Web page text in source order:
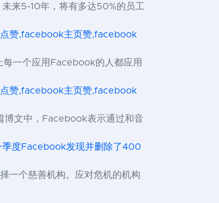
来5-10年，将有多达50%的员工
赞,facebook主页赞,facebook
一个应用Facebook的人都应用
赞,facebook主页赞,facebook
博文中，Facebook表示通过和音
季度Facebook发现并删除了400
一个慈善机构。应对危机的机构